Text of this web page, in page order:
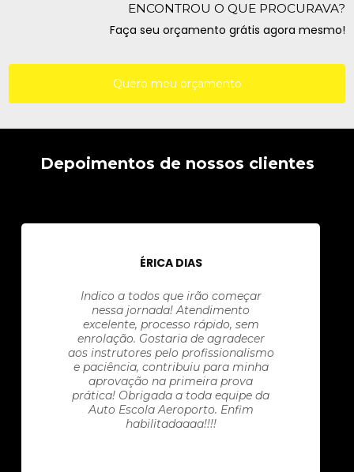
ENCONTROU O QUE PROCURAVA?
Faça seu orçamento grátis agora mesmo!
Quero meu orçamento
Depoimentos de nossos clientes
ÉRICA DIAS
Indico a todos que irão começar
nessa jornada! Atendimento
excelente, processo rápido, sem
enrolação. Gostaria de agradecer
aos instrutores pelo profissionalismo
e paciência, contribuiu para minha
aprovação na primeira prova
prática! Obrigada a toda equipe da
Auto Escola Aeroporto. Enfim
habilitadaaaa!!!!